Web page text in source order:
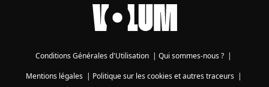
Conditions Générales d'Utilisation | Qui sommes-nous ? |
Mentions légales| Politique sur les cookies et autres traceurs|